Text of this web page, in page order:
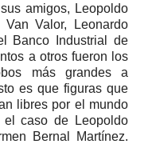
amigos, Leopoldo
Valor, Leonardo
Banco Industrial de
a otros fueron los
más grandes a
es que figuras que
libres por el mundo
caso de Leopoldo
Bernal Martínez.